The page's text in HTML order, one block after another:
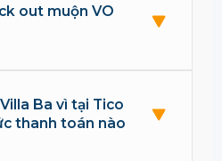
out muộn VO
Ba vì tại Tico
thanh toán nào